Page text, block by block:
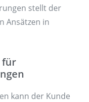
stellt der
Ansätzen in
für
kann der Kunde